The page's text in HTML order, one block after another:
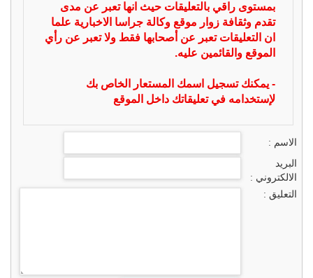
بمستوى راقي بالتعليقات حيث انها تعبر عن مدى
تقدم وثقافة زوار موقع وكالة جراسا الاخبارية علما
ان التعليقات تعبر عن أصحابها فقط ولا تعبر عن رأي
الموقع والقائمين عليه.
- يمكنك تسجيل اسمك المستعار الخاص بك
لإستخدامه في تعليقاتك داخل الموقع
الاسم :
البريد
الالكتروني :
التعليق :